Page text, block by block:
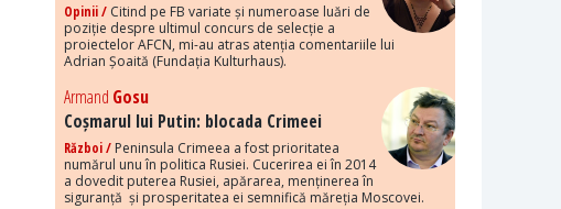
Opinii / Citind pe FB variate și numeroase luări de
poziție despre ultimul concurs de selecție a
proiectelor AFCN, mi-au atras atenția comentariile lui
Adrian Șoaită (Fundația Kulturhaus).
Armand Gosu
Coșmarul lui Putin: blocada Crimeei
Război / Peninsula Crimeea a fost prioritatea
numărul unu în politica Rusiei. Cucerirea ei în 2014
a dovedit puterea Rusiei, apărarea, menținerea în
siguranță și prosperitatea ei semnifică măreția Moscovei.